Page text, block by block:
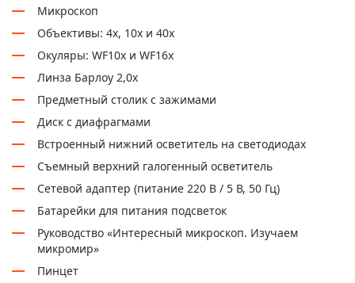
Микроскоп
Объективы: 4х, 10х и 40х
Окуляры: WF10х и WF16х
Линза Барлоу 2,0x
Предметный столик с зажимами
Диск с диафрагмами
Встроенный нижний осветитель на светодиодах
Съемный верхний галогенный осветитель
Сетевой адаптер (питание 220 В / 5 В, 50 Гц)
Батарейки для питания подсветок
Руководство «Интересный микроскоп. Изучаем
микромир»
Пинцет